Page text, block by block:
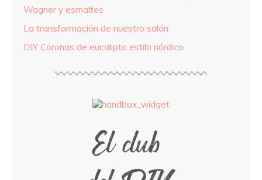
Wagner y esmaltes
La transformación de nuestro salón
DIY Coronas de eucalipto estilo nórdico